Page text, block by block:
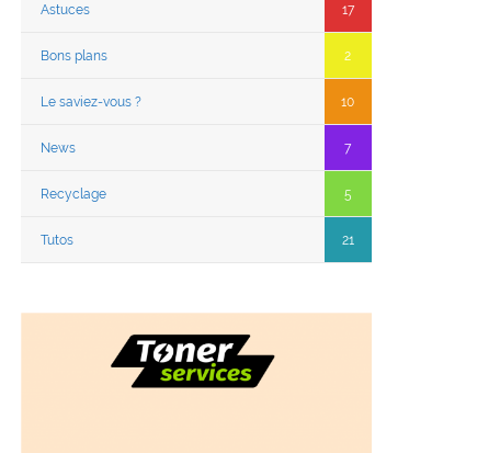
Astuces 17
Bons plans 2
Le saviez-vous ? 10
News 7
Recyclage 5
Tutos 21